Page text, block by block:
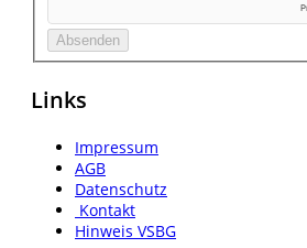
Links
Impressum
AGB
Datenschutz
Kontakt
Hinweis VSBG